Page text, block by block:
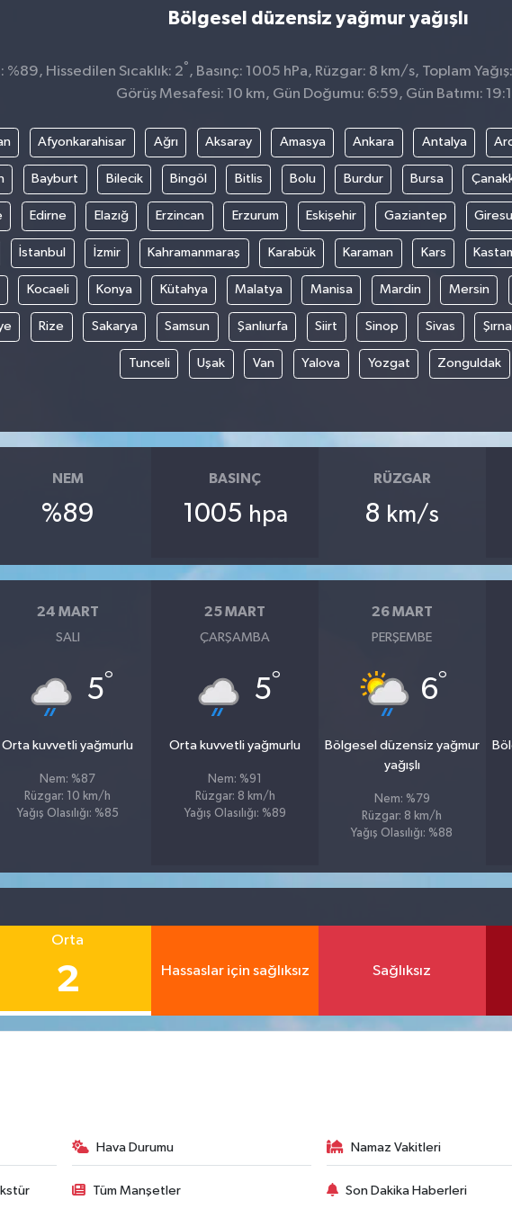
Bölgesel düzensiz yağmur yağışlı
%89, Hissedilen Sıcaklık: 2° , Basınç: 1005 hPa, Rüzgar: 8 km/s, Toplam
Görüş Mesafesi: 10 km, Gün Doğumu: 6:59, Gün Batımı:
Afyonkarahisar Ağrı Aksaray Amasya Ankara Antalya
Bayburt Bilecik Bingöl Bitlis Bolu Burdur Bursa
Edirne Elazığ Erzincan Erzurum Eskişehir Gaziantep
İstanbul İzmir Kahramanmaraş Karabük Karaman Kars
Kocaeli Konya Kütahya Malatya Manisa Mardin Mersin
Rize Sakarya Samsun Şanlıurfa Siirt Sinop Sivas
Tunceli Uşak Van Yalova Yozgat Zonguldak
NEM
%89
BASINÇ
1005 hpa
RÜZGAR
8 km/s
24 MART
SALI
5°
Orta kuvvetli yağmurlu
Nem: %87
Rüzgar: 10 km/h
Yağış Olasılığı: %85
25 MART
ÇARŞAMBA
5°
Orta kuvvetli yağmurlu
Nem: %91
Rüzgar: 8 km/h
Yağış Olasılığı: %89
26 MART
PERŞEMBE
6°
Bölgesel düzensiz yağmur
yağışlı
Nem: %79
Rüzgar: 8 km/h
Yağış Olasılığı: %88
Orta
2 Hassaslar için sağlıksız Sağlıksız
Hava Durumu Namaz Vakitleri
Tüm Manşetler Son Dakika Haberleri